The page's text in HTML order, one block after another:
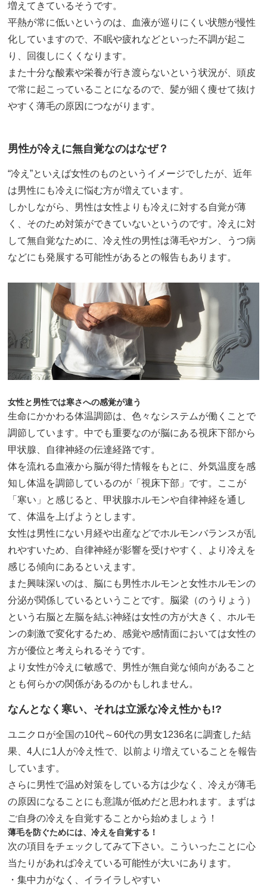
増えてきているそうです。
平熱が常に低いというのは、血液が巡りにくい状態が慢性
化していますので、不眠や疲れなどといった不調が起こ
り、回復しにくくなります。
また十分な酸素や栄養が行き渡らないという状況が、頭皮
で常に起こっていることになるので、髪が細く痩せて抜け
やすく薄毛の原因につながります。
男性が冷えに無自覚なのはなぜ？
“冷え”といえば女性のものというイメージでしたが、近年
は男性にも冷えに悩む方が増えています。
しかしながら、男性は女性よりも冷えに対する自覚が薄
く、そのため対策ができていないというのです。冷えに対
して無自覚なために、冷え性の男性は薄毛やガン、うつ病
などにも発展する可能性があるとの報告もあります。
女性と男性では寒さへの感覚が違う
生命にかかわる体温調節は、色々なシステムが働くことで
調節しています。中でも重要なのが脳にある視床下部から
甲状腺、自律神経の伝達経路です。
体を流れる血液から脳が得た情報をもとに、外気温度を感
知し体温を調節しているのが「視床下部」です。ここが
「寒い」と感じると、甲状腺ホルモンや自律神経を通し
て、体温を上げようとします。
女性は男性にない月経や出産などでホルモンバランスが乱
れやすいため、自律神経が影響を受けやすく、より冷えを
感じる傾向にあるといえます。
また興味深いのは、脳にも男性ホルモンと女性ホルモンの
分泌が関係しているということです。脳梁（のうりょう）
という右脳と左脳を結ぶ神経は女性の方が大きく、ホルモ
ンの刺激で変化するため、感覚や感情面においては女性の
方が優位と考えられるそうです。
より女性が冷えに敏感で、男性が無自覚な傾向があること
とも何らかの関係があるのかもしれません。
なんとなく寒い、それは立派な冷え性かも!?
ユニクロが全国の10代～60代の男女1236名に調査した結
果、4人に1人が冷え性で、以前より増えていることを報告
しています。
さらに男性で温め対策をしている方は少なく、冷えが薄毛
の原因になることにも意識が低めだと思われます。まずは
ご自身の冷えを自覚することから始めましょう！
薄毛を防ぐためには、冷えを自覚する！
次の項目をチェックしてみて下さい。こういったことに心
当たりがあれば冷えている可能性が大いにあります。
・集中力がなく、イライラしやすい